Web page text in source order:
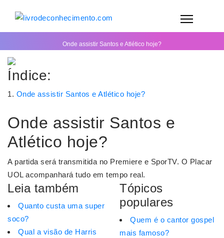
Onde assistir Santos e Atlético hoje?
Índice:
Onde assistir Santos e Atlético hoje?
Onde assistir Santos e
Atlético hoje?
A partida será transmitida no Premiere e SporTV. O Placar
UOL acompanhará tudo em tempo real.
Leia também
Quanto custa uma super
soco?
Qual a visão de Harris
Tópicos
populares
Quem é o cantor gospel
mais famoso?